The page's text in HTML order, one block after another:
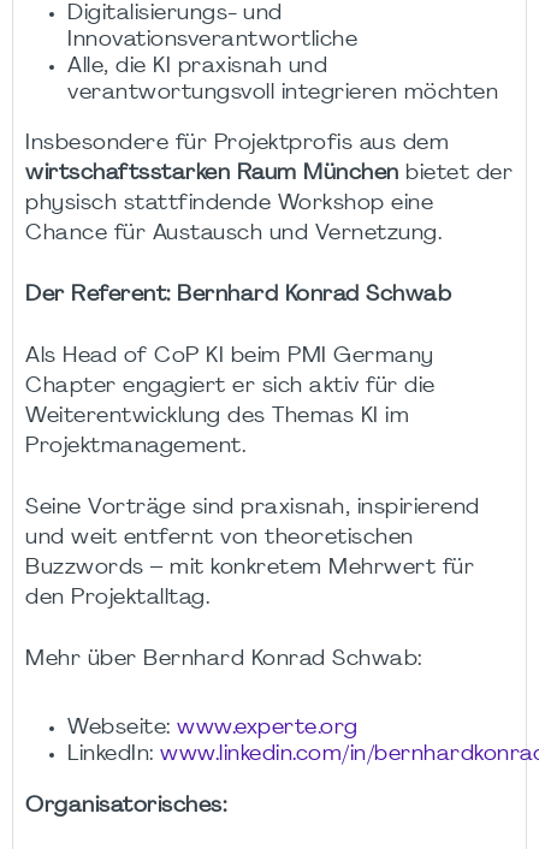
Digitalisierungs- und
Innovationsverantwortliche
Alle, die KI praxisnah und
verantwortungsvoll integrieren möchten
Insbesondere für Projektprofis aus dem
wirtschaftsstarken Raum München bietet der
physisch stattfindende Workshop eine
Chance für Austausch und Vernetzung.
Der Referent: Bernhard Konrad Schwab
Als Head of CoP KI beim PMI Germany
Chapter engagiert er sich aktiv für die
Weiterentwicklung des Themas KI im
Projektmanagement.
Seine Vorträge sind praxisnah, inspirierend
und weit entfernt von theoretischen
Buzzwords – mit konkretem Mehrwert für
den Projektalltag.
Mehr über Bernhard Konrad Schwab:
Webseite: www.experte.org
LinkedIn: www.linkedin.com/in/
Organisatorisches: